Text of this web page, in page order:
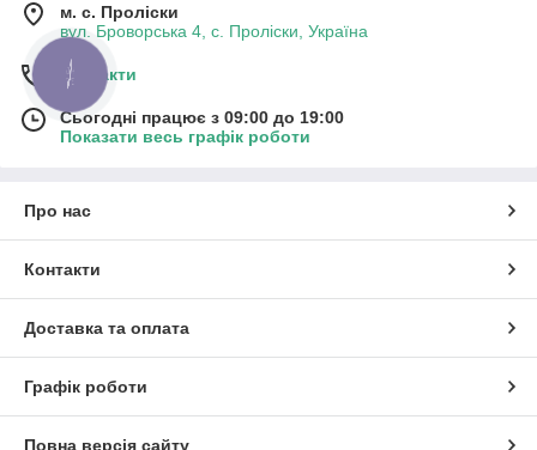
м. с. Проліски
вул. Броворська 4, с. Проліски, Україна
Контакти
Сьогодні працює з 09:00 до 19:00
Показати весь графік роботи
Про нас
Контакти
Доставка та оплата
Графік роботи
Повна версія сайту
КНОПКА
ЗВ'ЯЗКУ